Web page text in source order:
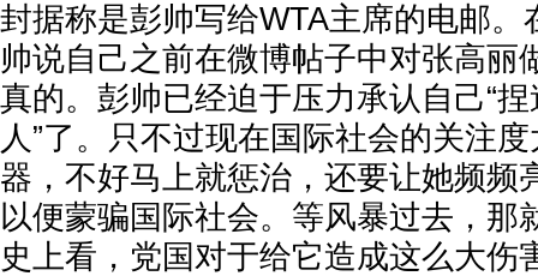
封据称是彭帅写给WTA主席的电邮。
帅说自己之前在微博帖子中对张高丽
真的。彭帅已经迫于压力承认自己“
人”了。只不过现在国际社会的关注
器，不好马上就惩治，还要让她频频
以便蒙骗国际社会。等风暴过去，那
史上看，党国对于给它造成这么大伤